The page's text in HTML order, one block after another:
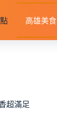
高雄美食
超滿足